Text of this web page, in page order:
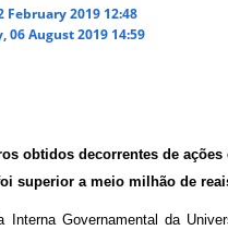
February 2019 12:48
06 August 2019 14:59
obtidos decorrentes de ações
superior a meio milhão de
Interna Governamental da